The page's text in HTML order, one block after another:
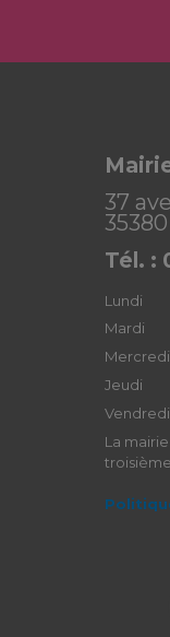
37
Tél. :
Lundi
Mardi
Mercredi
Jeudi
Vendredi
La